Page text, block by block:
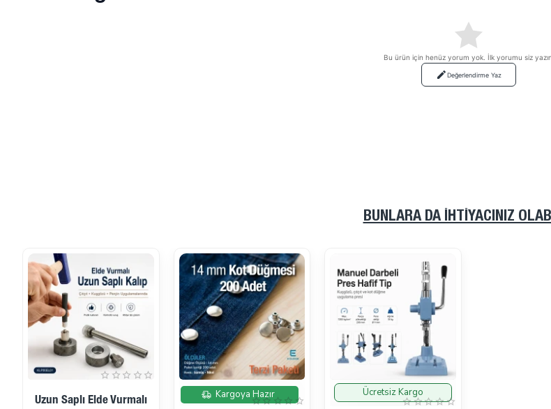
Bu ürün için henüz yorum yok. İlk yorumu siz
Değerlendirme Yaz
BUNLARA DA İHTIYACINIZ
Uzun Saplı Elde Vurmalı
İndirimde
Kargoya Hazır İndirimde
Ücretsiz Kargo